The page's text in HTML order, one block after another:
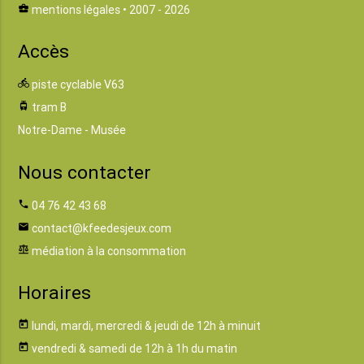
business_center mentions légales • 2007 - 2026
Accès
directions_bike piste cyclable V63
tram tram B
Notre-Dame - Musée
Nous contacter
phone 04 76 42 43 68
email contact@kfeedesjeux.com
balance médiation à la consommation
Horaires
today lundi, mardi, mercredi & jeudi de 12h à minuit
today vendredi & samedi de 12h à 1h du matin